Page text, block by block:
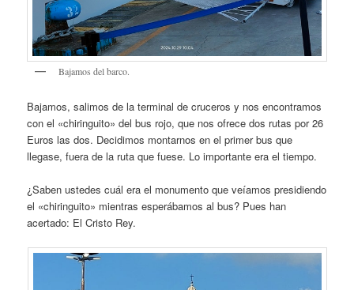
Bajamos del barco.
Bajamos, salimos de la terminal de cruceros y nos encontramos
con el «chiringuito» del bus rojo, que nos ofrece dos rutas por 26
Euros las dos. Decidimos montarnos en el primer bus que
llegase, fuera de la ruta que fuese. Lo importante era el tiempo.
¿Saben ustedes cuál era el monumento que veíamos presidiendo
el «chiringuito» mientras esperábamos al bus? Pues han
acertado: El Cristo Rey.